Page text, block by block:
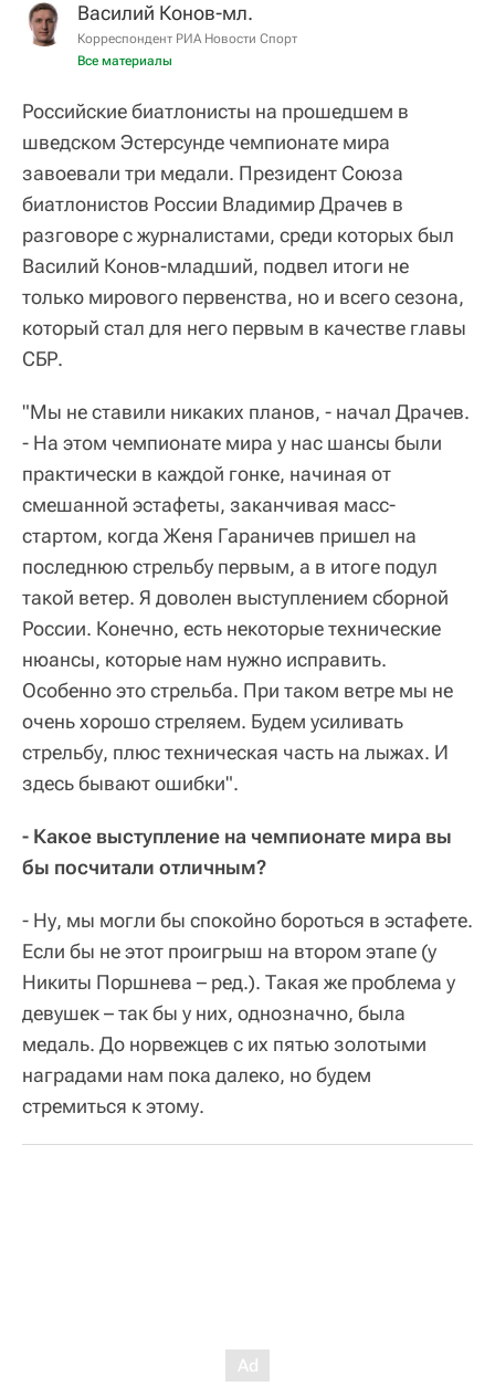
Василий Конов-мл.
Корреспондент РИА Новости Спорт
Все материалы
Российские биатлонисты на прошедшем в
шведском Эстерсунде чемпионате мира
завоевали три медали. Президент Союза
биатлонистов России Владимир Драчев в
разговоре с журналистами, среди которых был
Василий Конов-младший, подвел итоги не
только мирового первенства, но и всего сезона,
который стал для него первым в качестве главы
СБР.
"Мы не ставили никаких планов, - начал Драчев.
- На этом чемпионате мира у нас шансы были
практически в каждой гонке, начиная от
смешанной эстафеты, заканчивая масс-
стартом, когда Женя Гараничев пришел на
последнюю стрельбу первым, а в итоге подул
такой ветер. Я доволен выступлением сборной
России. Конечно, есть некоторые технические
нюансы, которые нам нужно исправить.
Особенно это стрельба. При таком ветре мы не
очень хорошо стреляем. Будем усиливать
стрельбу, плюс техническая часть на лыжах. И
здесь бывают ошибки".
- Какое выступление на чемпионате мира вы
бы посчитали отличным?
- Ну, мы могли бы спокойно бороться в эстафете.
Если бы не этот проигрыш на втором этапе (у
Никиты Поршнева – ред.). Такая же проблема у
девушек – так бы у них, однозначно, была
медаль. До норвежцев с их пятью золотыми
наградами нам пока далеко, но будем
стремиться к этому.